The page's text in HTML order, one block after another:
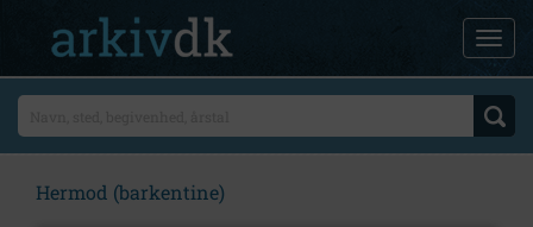
Hermod (barkentine)